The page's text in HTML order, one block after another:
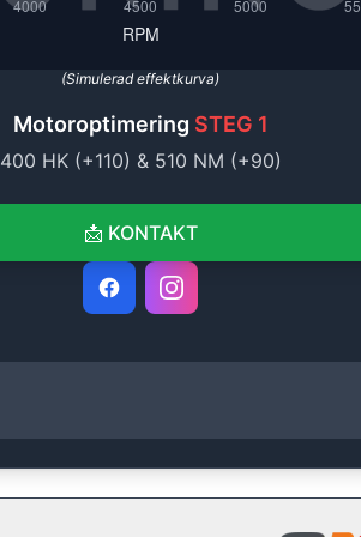
(Simulerad effektkurva)
Motoroptimering STEG 1
400 HK (+110) & 510 NM (+90)
📩 KONTAKT